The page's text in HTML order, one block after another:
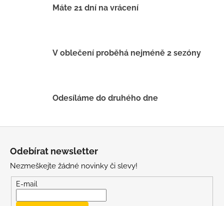
í
k
p
u
Máte 21 dní na vrácení
V oblečení proběhá nejméně 2 sezóny
Odesíláme do druhého dne
Odebírat newsletter
Nezmeškejte žádné novinky či slevy!
E-mail